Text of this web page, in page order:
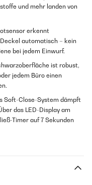
und mehr landen von
erkennt
automatisch – kein
bei jedem Einwurf.
ist robust,
jedem Büro einen
Soft-Close-System dämpft
das LED-Display am
Timer auf 7 Sekunden